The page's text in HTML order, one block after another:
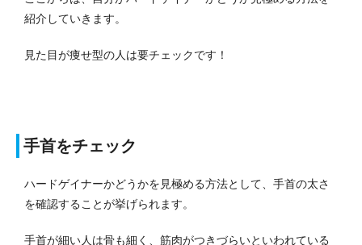
紹介していきます。
見た目が痩せ型の人は要チェックです！
手首をチェック
ハードゲイナーかどうかを見極める方法として、手首の太さ
を確認することが挙げられます。
手首が細い人は骨も細く、筋肉がつきづらいといわれている